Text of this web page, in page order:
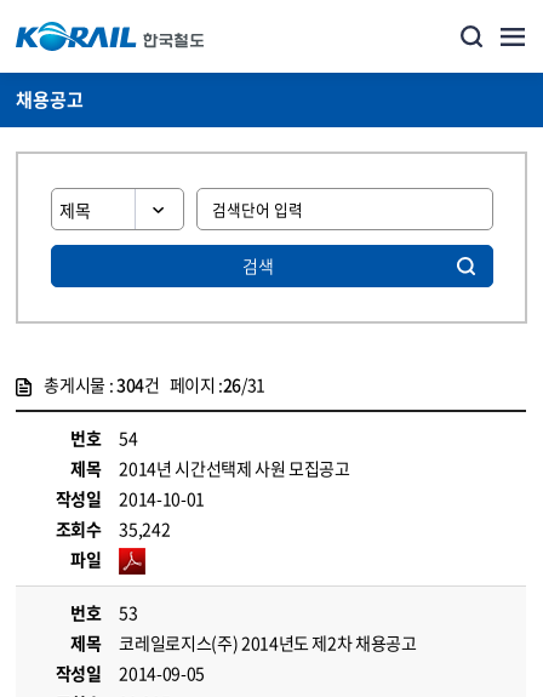
채용공고
검색
총게시물 :304건 페이지 :26/31
번호
54
제목
2014년 시간선택제 사원 모집공고
작성일
2014-10-01
조회수
35,242
파일
번호
53
제목
코레일로지스(주) 2014년도 제2차 채용공고
작성일
2014-09-05